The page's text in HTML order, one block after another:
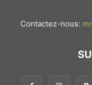
Contactez-nous: